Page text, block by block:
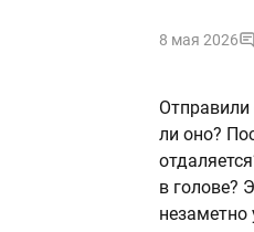
8 мая 2026
Отправили
ли оно?
в голове?